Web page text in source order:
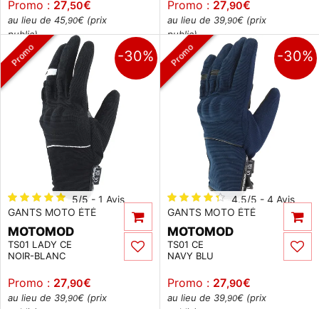
Promo : 27,50€
au lieu de 45,90€ (prix
public)
Promo : 27,90€
au lieu de 39,90€ (prix
public)
Promo -30%
5/5 - 1 Avis
GANTS MOTO ÉTÉ
MOTOMOD
TS01 LADY CE
NOIR-BLANC
Promo : 27,90€
au lieu de 39,90€ (prix
Promo -30%
4.5/5 - 4 Avis
GANTS MOTO ÉTÉ
MOTOMOD
TS01 CE
NAVY BLU
Promo : 27,90€
au lieu de 39,90€ (prix